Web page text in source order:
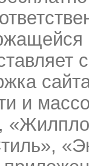
и